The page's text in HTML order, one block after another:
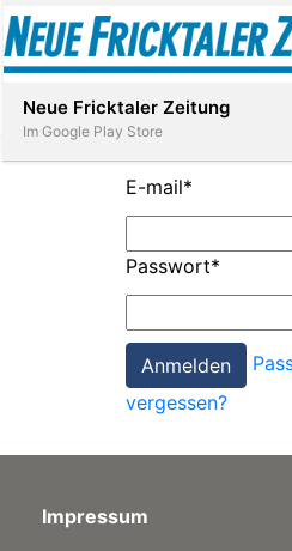
Paper
App
E-mail*
Passwort*
vergessen?
Impressum
Neue Fricktaler Zeitung
Im Google Play Store